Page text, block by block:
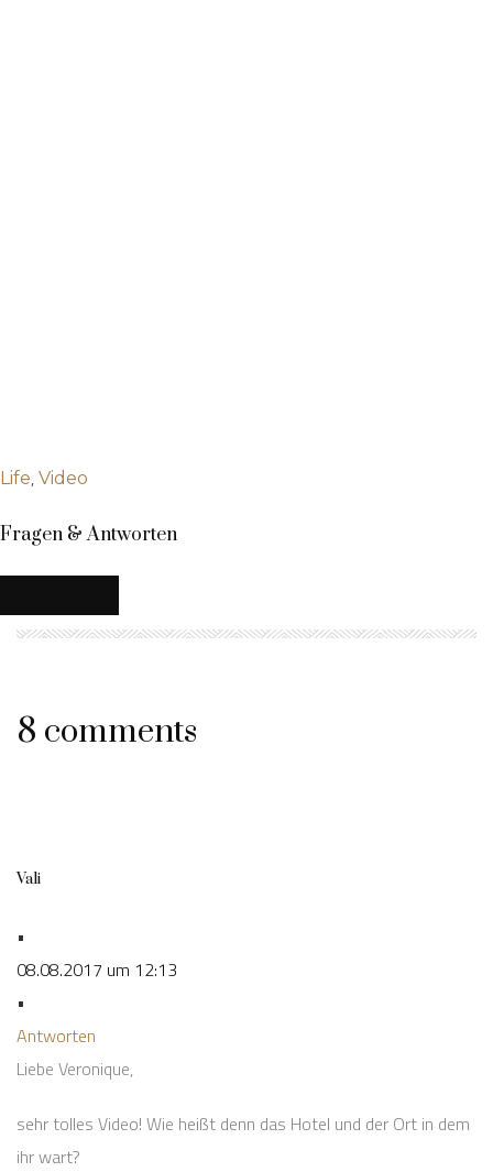
Life, Video
Fragen & Antworten
8 comments
Vali
•
08.08.2017 um 12:13
•
Antworten
Liebe Veronique,
sehr tolles Video! Wie heißt denn das Hotel und der Ort in dem
ihr wart?